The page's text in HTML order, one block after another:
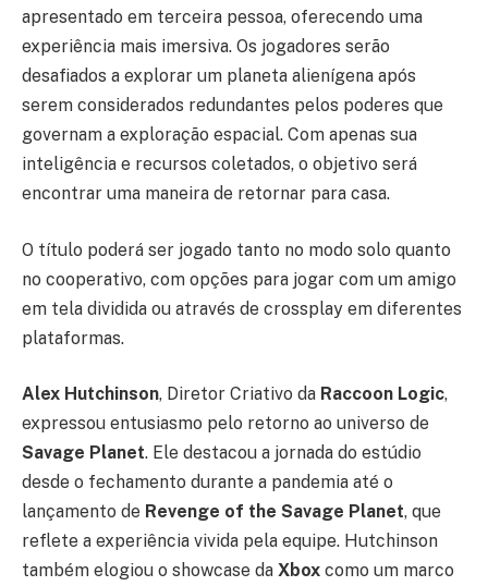
apresentado em terceira pessoa, oferecendo uma
experiência mais imersiva. Os jogadores serão
desafiados a explorar um planeta alienígena após
serem considerados redundantes pelos poderes que
governam a exploração espacial. Com apenas sua
inteligência e recursos coletados, o objetivo será
encontrar uma maneira de retornar para casa.
O título poderá ser jogado tanto no modo solo quanto
no cooperativo, com opções para jogar com um amigo
em tela dividida ou através de crossplay em diferentes
plataformas.
Alex Hutchinson, Diretor Criativo da Raccoon Logic,
expressou entusiasmo pelo retorno ao universo de
Savage Planet. Ele destacou a jornada do estúdio
desde o fechamento durante a pandemia até o
lançamento de Revenge of the Savage Planet, que
reflete a experiência vivida pela equipe. Hutchinson
também elogiou o showcase da Xbox como um marco